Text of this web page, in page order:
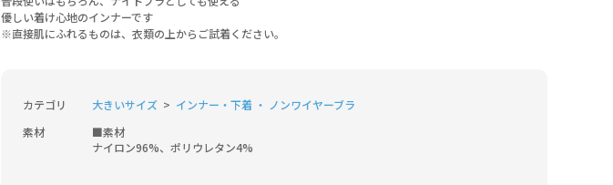
優しい着け心地のインナーです
※直接肌にふれるものは、衣類の上からご試着ください。
カテゴリ 大きいサイズ
インナー・下着 ・ ノンワイヤーブラ
素材
■素材
ナイロン96%、ポリウレタン4%